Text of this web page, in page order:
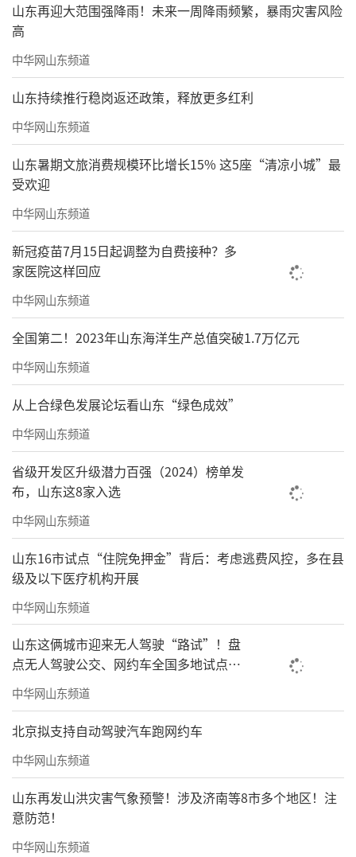
山东再迎大范围强降雨！未来一周降雨频繁，暴雨灾害风险
高
中华网山东频道
山东持续推行稳岗返还政策，释放更多红利
中华网山东频道
山东暑期文旅消费规模环比增长15% 这5座“清凉小城”最
受欢迎
中华网山东频道
新冠疫苗7月15日起调整为自费接种？多
家医院这样回应
中华网山东频道
全国第二！2023年山东海洋生产总值突破1.7万亿元
中华网山东频道
从上合绿色发展论坛看山东“绿色成效”
中华网山东频道
省级开发区升级潜力百强（2024）榜单发
布，山东这8家入选
中华网山东频道
山东16市试点“住院免押金”背后：考虑逃费风控，多在县
级及以下医疗机构开展
中华网山东频道
山东这俩城市迎来无人驾驶“路试”！盘
点无人驾驶公交、网约车全国多地试点之
路
中华网山东频道
北京拟支持自动驾驶汽车跑网约车
中华网山东频道
山东再发山洪灾害气象预警！涉及济南等8市多个地区！注
意防范！
中华网山东频道